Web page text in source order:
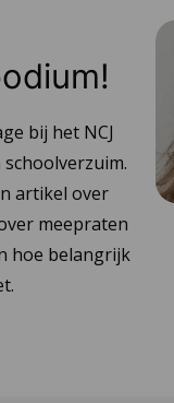
bij het NCJ
artikel over
meepraten
hoe belangrijk